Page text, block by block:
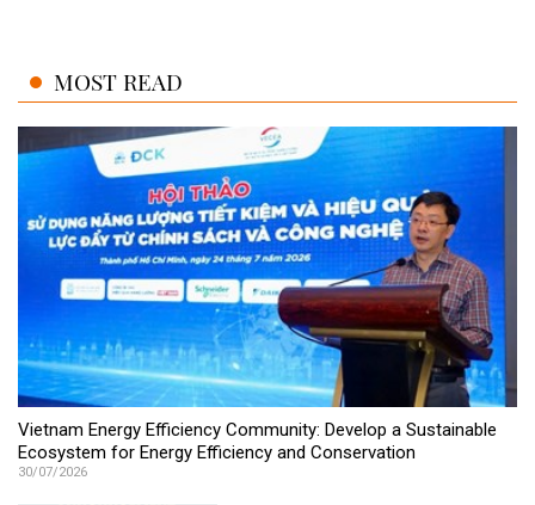
MOST READ
Vietnam Energy Efficiency Community: Develop a Sustainable
Ecosystem for Energy Efficiency and Conservation
30/07/2026